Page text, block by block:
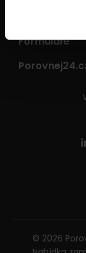
Formuláře
© 2026